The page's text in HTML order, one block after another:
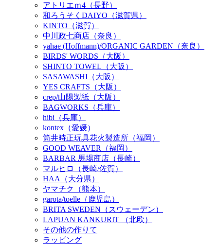
アトリエｍ4（長野）
和ろうそくDAIYO（滋賀県）
KINTO（滋賀）
中川政七商店（奈良）
yahae (Hoffmann)/ORGANIC GARDEN（奈良）
BIRDS' WORDS（大阪）
SHINTO TOWEL（大阪）
SASAWASHI（大阪）
YES CRAFTS（大阪）
crep/山陽製紙（大阪）
BAGWORKS（兵庫）
hibi（兵庫）
kontex（愛媛）
筒井時正玩具花火製造所（福岡）
GOOD WEAVER（福岡）
BARBAR 馬場商店（長崎）
マルヒロ（長崎/佐賀）
HAA（大分県）
ヤマチク（熊本）
garota/toelle（鹿児島）
BRITA SWEDEN（スウェーデン）
LAPUAN KANKURIT （北欧）
その他の作りて
ラッピング